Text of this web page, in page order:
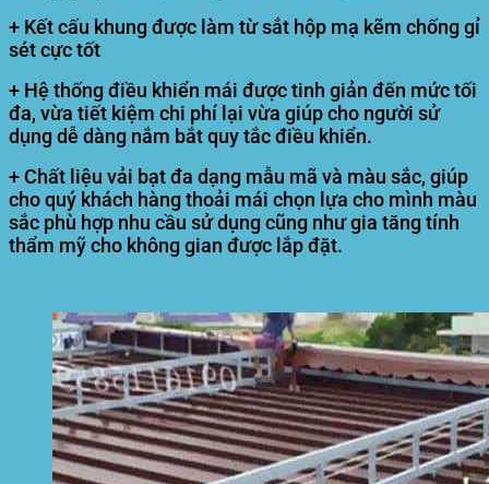
+ Kết cấu khung được làm từ sắt hộp mạ kẽm chống gỉ
sét cực tốt
+ Hệ thống điều khiển mái được tinh giản đến mức tối
đa, vừa tiết kiệm chi phí lại vừa giúp cho người sử
dụng dễ dàng nắm bắt quy tắc điều khiển.
+ Chất liệu vải bạt đa dạng mẫu mã và màu sắc, giúp
cho quý khách hàng thoải mái chọn lựa cho mình màu
sắc phù hợp nhu cầu sử dụng cũng như gia tăng tính
thẩm mỹ cho không gian được lắp đặt.